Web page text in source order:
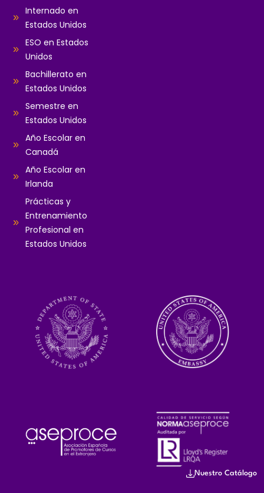
Nuestro Catálogo
Internado en
Estados Unidos
ESO en Estados
Unidos
Bachillerato en
Estados Unidos
Semestre en
Estados Unidos
Año Escolar en
Canadá
Año Escolar en
Irlanda
Prácticas y
Entrenamiento
Profesional en
Estados Unidos